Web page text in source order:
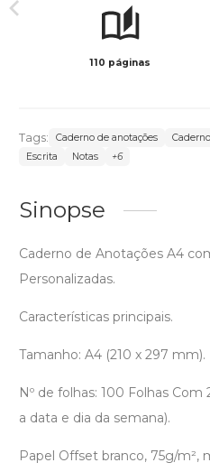
110 páginas
Tags: Caderno de anotações
Escrita
Notas +6
Sinopse
Caderno de Anotações A4
Personalizadas.
Características principais.
Tamanho: A4 (210 x 297 mm).
Nº de folhas: 100 Folhas
a data e dia da semana).
Papel Offset branco, 75g/m²,